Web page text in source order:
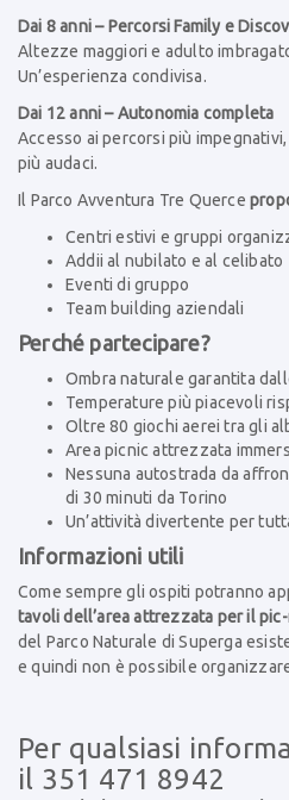
Dai 8 anni – Percorsi Family e
Altezze maggiori e adulto
Un’esperienza condivisa.
Dai 12 anni – Autonomia completa
Accesso ai percorsi più
più audaci.
Il Parco Avventura Tre Querce
Centri estivi e gruppi
Addii al nubilato e al celibato
Eventi di gruppo
Team building aziendali
Perché partecipare?
Ombra naturale garantita
Temperature più piacevoli
Oltre 80 giochi aerei tra gli
Area picnic attrezzata
Nessuna autostrada da
di 30 minuti da Torino
Un’attività divertente per
Informazioni utili
Come sempre gli ospiti potranno
tavoli dell’area attrezzata per il
del Parco Naturale di Superga
e quindi non è possibile
Per qualsiasi
il 351 471 8942